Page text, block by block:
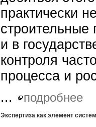
практически
строительные
и в
контроля
процесса и
...
подробнее
Экспертиза как элемент